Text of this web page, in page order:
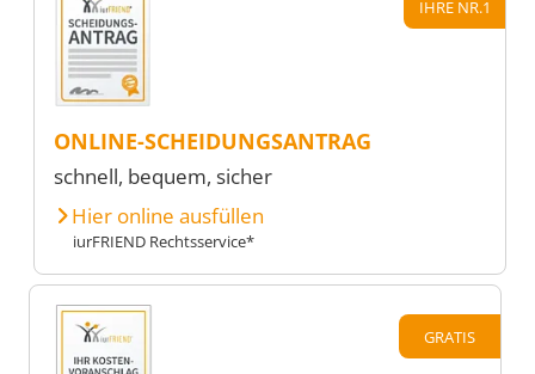
IHRE NR.1
ONLINE-SCHEIDUNGSANTRAG
schnell, bequem, sicher
Hier online ausfüllen
iurFRIEND Rechtsservice*
GRATIS